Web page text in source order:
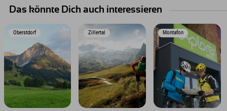
Das könnte Dich auch interessieren
Oberstdorf Zillertal Montafon